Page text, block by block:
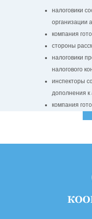
налоговики
организации
компания
стороны
налоговики
налогового
инспекторы
дополнения к
компания